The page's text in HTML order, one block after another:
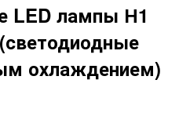
LED лампы Н1
охлаждением)